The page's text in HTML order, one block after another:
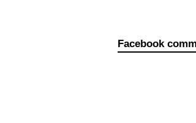
Facebook